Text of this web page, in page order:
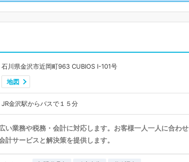
石川県金沢市近岡町963 CUBIOS I-101号
地図
JR金沢駅からバスで１５分
い業務や税務・会計に対応します。お客様一人一人に合わせ
計サービスと解決策を提供します。